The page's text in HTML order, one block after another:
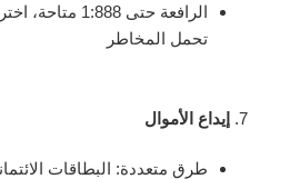
الرافعة حتى
تحمل المخاطر
إيداع الأموال
طرق متعددة: البطاقات